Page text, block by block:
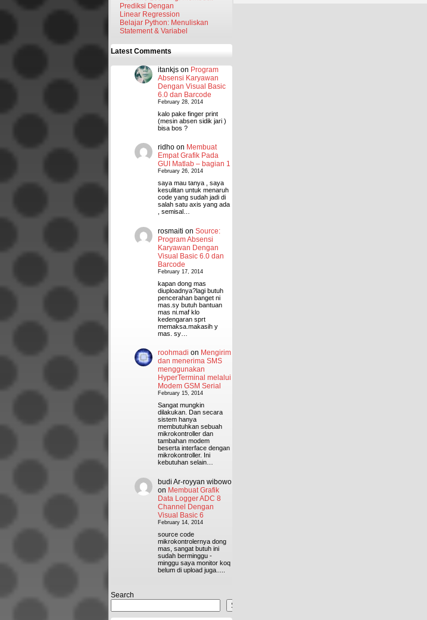
Prediksi Dengan
Linear Regression
Belajar Python: Menuliskan
Statement & Variabel
Latest Comments
itankjs on Program
Absensi Karyawan
Dengan Visual Basic
6.0 dan Barcode
February 28, 2014
kalo pake finger print
(mesin absen sidik jari )
bisa bos ?
ridho on Membuat
Empat Grafik Pada
GUI Matlab – bagian 1
February 26, 2014
saya mau tanya , saya
kesulitan untuk menaruh
code yang sudah jadi di
salah satu axis yang ada
, semisal…
rosmaiti on Source:
Program Absensi
Karyawan Dengan
Visual Basic 6.0 dan
Barcode
February 17, 2014
kapan dong mas
diuploadnya?lagi butuh
pencerahan banget ni
mas.sy butuh bantuan
mas ni.maf klo
kedengaran sprt
memaksa.makasih y
mas. sy…
roohmadi on Mengirim
dan menerima SMS
menggunakan
HyperTerminal melalui
Modem GSM Serial
February 15, 2014
Sangat mungkin
dilakukan. Dan secara
sistem hanya
membutuhkan sebuah
mikrokontroller dan
tambahan modem
beserta interface dengan
mikrokontroller. Ini
kebutuhan selain…
budi Ar-royyan wibowo
on Membuat Grafik
Data Logger ADC 8
Channel Dengan
Visual Basic 6
February 14, 2014
source code
mikrokontrolernya dong
mas, sangat butuh ini
sudah berminggu -
minggu saya monitor koq
belum di upload juga.....
Search
Search